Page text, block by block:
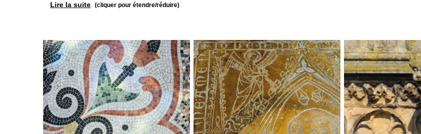
Lire la suite (cliquer pour étendre/réduire)